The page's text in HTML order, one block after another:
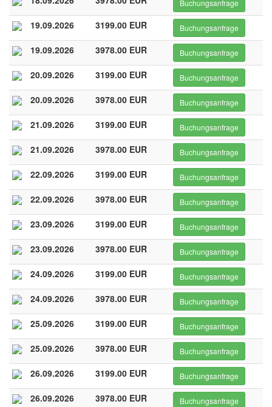
Buchungsanfrage
19.09.2026 3199.00 EUR Buchungsanfrage
19.09.2026 3978.00 EUR Buchungsanfrage
20.09.2026 3199.00 EUR Buchungsanfrage
20.09.2026 3978.00 EUR Buchungsanfrage
21.09.2026 3199.00 EUR Buchungsanfrage
21.09.2026 3978.00 EUR Buchungsanfrage
22.09.2026 3199.00 EUR Buchungsanfrage
22.09.2026 3978.00 EUR Buchungsanfrage
23.09.2026 3199.00 EUR Buchungsanfrage
23.09.2026 3978.00 EUR Buchungsanfrage
24.09.2026 3199.00 EUR Buchungsanfrage
24.09.2026 3978.00 EUR Buchungsanfrage
25.09.2026 3199.00 EUR Buchungsanfrage
25.09.2026 3978.00 EUR Buchungsanfrage
26.09.2026 3199.00 EUR Buchungsanfrage
26.09.2026 3978.00 EUR Buchungsanfrage